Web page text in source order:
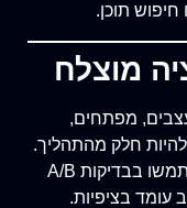
תוכן.
מוצלח
מפתחים,
חלק מהתהליך.
: השתמשו בבדיקות A/B
עומד בציפיות.